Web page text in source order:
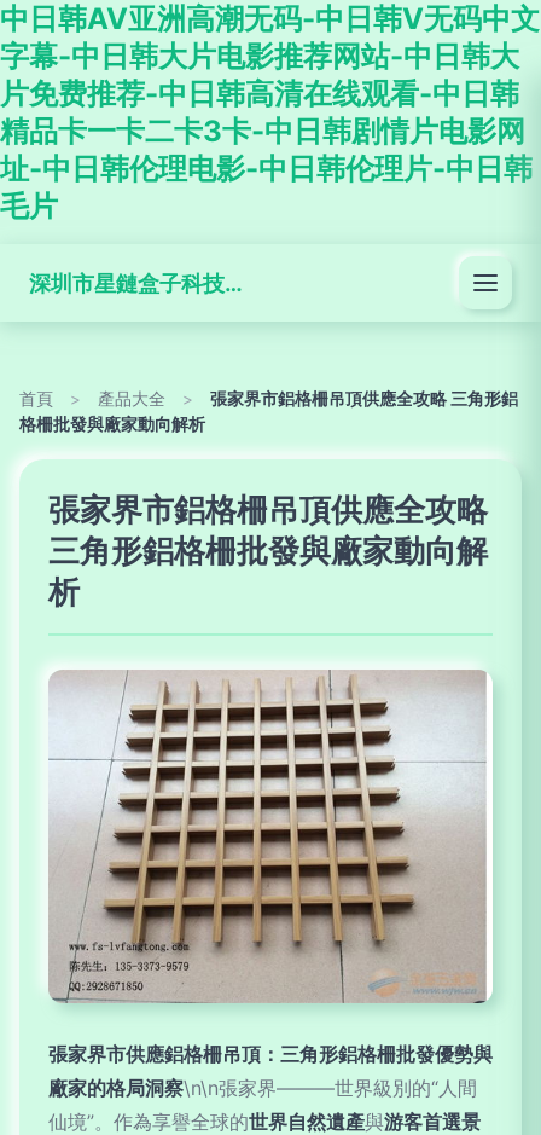
中日韩AV亚洲高潮无码-中日韩V无码中文
字幕-中日韩大片电影推荐网站-中日韩大
片免费推荐-中日韩高清在线观看-中日韩
精品卡一卡二卡3卡-中日韩剧情片电影网
址-中日韩伦理电影-中日韩伦理片-中日韩
毛片
深圳市星鏈盒子科技有限公司
首頁 > 產品大全 >
張家界市鋁格柵吊頂供應全攻略 三角形鋁
格柵批發與廠家動向解析
張家界市鋁格柵吊頂供應全攻略
三角形鋁格柵批發與廠家動向解
析
張家界市供應鋁格柵吊頂：三角形鋁格柵批發優勢與
廠家的格局洞察\n\n張家界———世界級別的“人間
仙境”。作為享譽全球的世界自然遺產與游客首選景